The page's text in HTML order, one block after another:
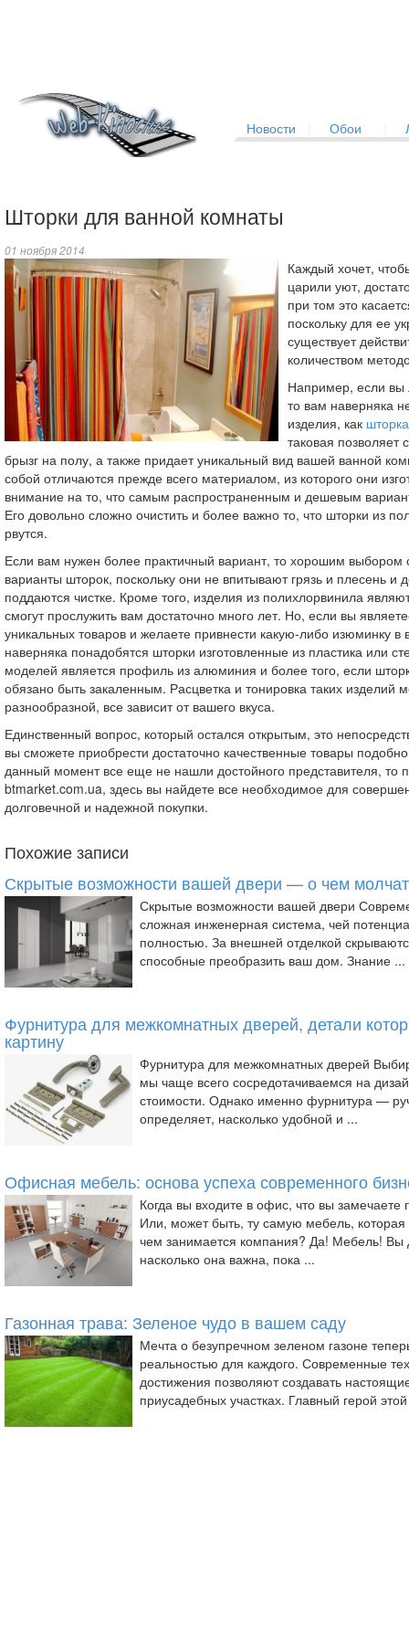
Новости Обои
Шторки для ванной комнаты
01 ноября 2014
Каждый хочет,
царили уют,
при том это
поскольку для ее
существует
количеством
Например, если вы
то вам наверняка
изделия, как
таковая позволяет
брызг на полу, а также придает уникальный вид вашей ванной
собой отличаются прежде всего материалом, из которого они
внимание на то, что самым распространенным и дешевым
Его довольно сложно очистить и более важно то, что шторки из
рвутся.
Если вам нужен более практичный вариант, то хорошим выбором
варианты шторок, поскольку они не впитывают грязь и плесень и
поддаются чистке. Кроме того, изделия из полихлорвинила
смогут прослужить вам достаточно много лет. Но, если вы
уникальных товаров и желаете привнести какую-либо изюминку в
наверняка понадобятся шторки изготовленные из пластика или
моделей является профиль из алюминия и более того, если
обязано быть закаленным. Расцветка и тонировка таких изделий
разнообразной, все зависит от вашего вкуса.
Единственный вопрос, который остался открытым, это
вы сможете приобрести достаточно качественные товары
данный момент все еще не нашли достойного представителя, то
btmarket.com.ua, здесь вы найдете все необходимое для
долговечной и надежной покупки.
Похожие записи
Скрытые возможности вашей двери — о чем
Скрытые возможности вашей двери
сложная инженерная система, чей
полностью. За внешней отделкой
способные преобразить ваш дом. Знание ...
Фурнитура для межкомнатных дверей, детали
картину
Фурнитура для межкомнатных дверей
мы чаще всего сосредотачиваемся на
стоимости. Однако именно фурнитура —
определяет, насколько удобной и ...
Офисная мебель: основа успеха современного
Когда вы входите в офис, что вы
Или, может быть, ту самую мебель, которая
чем занимается компания? Да! Мебель! Вы
насколько она важна, пока ...
Газонная трава: Зеленое чудо в вашем саду
Мечта о безупречном зеленом газоне
реальностью для каждого. Современные
достижения позволяют создавать
приусадебных участках. Главный герой